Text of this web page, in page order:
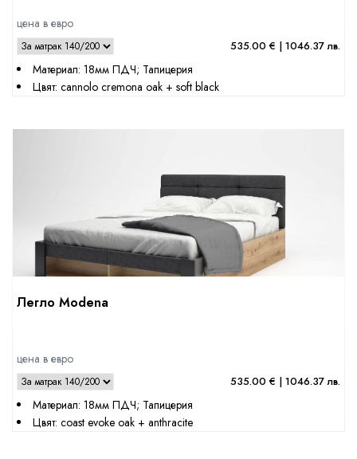
цена в евро
535.00 € | 1046.37 лв.
Материал: 18мм ПДЧ; Тапицерия
Цвят: cannolo cremona oak + soft black
Легло Modena
цена в евро
535.00 € | 1046.37 лв.
Материал: 18мм ПДЧ; Тапицерия
Цвят: coast evoke oak + anthracite